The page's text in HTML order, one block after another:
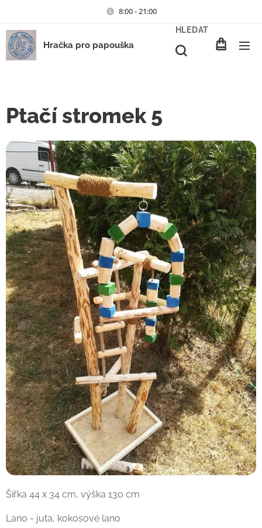
8:00 - 21:00
Hračka pro papouška
HLEDAT
Ptačí stromek 5
Šířka 44 x 34 cm, výška 130 cm
Lano - juta, kokosové lano